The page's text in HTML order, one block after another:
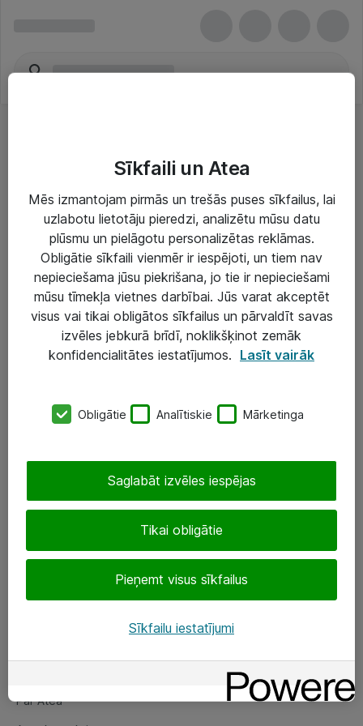
Risinājumi & Pakalpojumi
IT serviss un atbalsts
IT infrastruktūra
Darba vietu IT risinājumi
Serveri un datu centri
SIA „ATEA”
eShop@atea.lv
Sekojiet mums
Par Atea
Par Atea
Sīkfaili un Atea
Mēs izmantojam pirmās un trešās puses sīkfailus, lai
uzlabotu lietotāju pieredzi, analizētu mūsu datu
plūsmu un pielāgotu personalizētas reklāmas.
Obligātie sīkfaili vienmēr ir iespējoti, un tiem nav
nepieciešama jūsu piekrišana, jo tie ir nepieciešami
mūsu tīmekļa vietnes darbībai. Jūs varat akceptēt
visus vai tikai obligātos sīkfailus un pārvaldīt savas
izvēles jebkurā brīdī, noklikšķinot zemāk
konfidencialitātes iestatījumos. Lasīt vairāk
Obligātie Analītiskie Mārketinga
Tikai obligātie
Pieņemt visus sīkfailus
Saglabāt izvēles iespējas
Sīkfailu iestatījumi